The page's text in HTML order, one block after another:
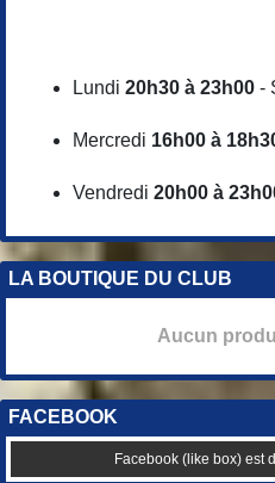
Lundi 20h30 à 23h00 -
Mercredi 16h00 à
Vendredi 20h00 à
LA BOUTIQUE DU CLUB
Aucun
FACEBOOK
Facebook (like box) est